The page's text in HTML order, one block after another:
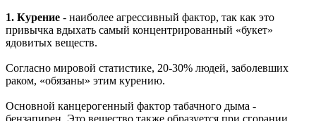
1. Курение - наиболее агрессивный фактор, так как это
привычка вдыхать самый концентрированный «букет»
ядовитых веществ.
Согласно мировой статистике, 20-30% людей, заболевших
раком, «обязаны» этим курению.
Основной канцерогенный фактор табачного дыма -
бензапирен. Это вещество также образуется при сгорании